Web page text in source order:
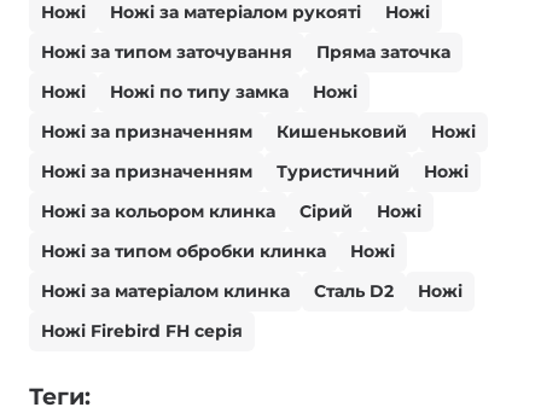
Ножі Ножі за матеріалом рукояті
Ножі
Ножі за типом заточування
Пряма заточка
Ножі
Ножі по типу замка
Ножі
Ножі за призначенням
Кишеньковий
Ножі
Ножі за призначенням
Туристичний
Ножі
Ножі за кольором клинка
Сірий
Ножі
Ножі за типом обробки клинка
Ножі
Ножі за матеріалом клинка
Сталь D2
Ножі
Ножі Firebird FH серія
Теги: